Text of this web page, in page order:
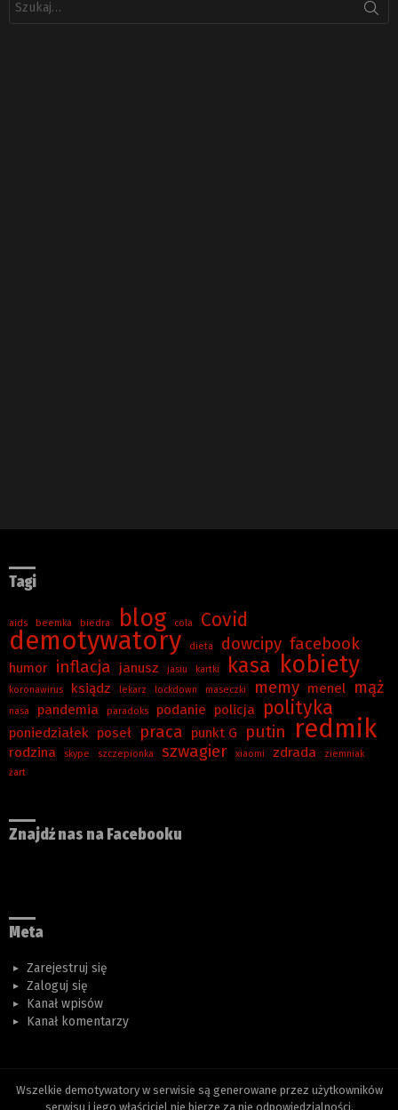
Tagi
aids beemka biedra blog cola Covid
demotywatory dieta dowcipy facebook
humor inflacja janusz jasiu kartki kasa kobiety
koronawirus ksiądz lekarz lockdown maseczki memy menel mąż
nasa pandemia paradoks podanie policja polityka
poniedziałek poseł praca punkt G putin redmik
rodzina skype szczepionka szwagier xiaomi zdrada
ziemniak
żart
Znajdź nas na Facebooku
Meta
Zarejestruj się
Zaloguj się
Kanał wpisów
Kanał komentarzy
Wszelkie demotywatory w serwisie są generowane przez użytkowników
serwisu i jego właściciel nie bierze za nie odpowiedzialności.